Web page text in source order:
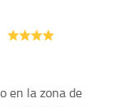
en la zona de